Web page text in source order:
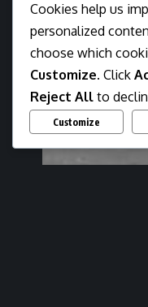
Cookies help us
personalized
choose which
Customize. Click
Reject All to
Customize